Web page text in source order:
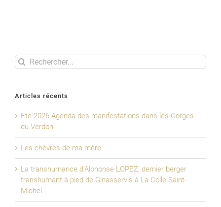
Rechercher
Articles récents
Eté 2026 Agenda des manifestations dans les Gorges
du Verdon
Les chèvres de ma mère
La transhumance d’Alphonse LOPEZ, dernier berger
transhumant à pied de Ginasservis à La Colle Saint-
Michel.